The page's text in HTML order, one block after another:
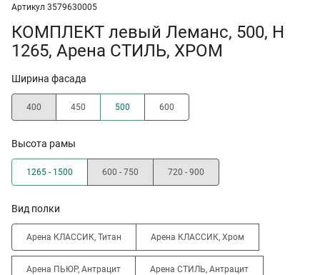
Артикул 3579630005
КОМПЛЕКТ левый Леманс, 500, H
1265, Арена СТИЛЬ, ХРОМ
Ширина фасада
400 450 500 600
Высота рамы
1265 - 1500 600 - 750 720 - 900
Вид полки
Арена КЛАССИК, Титан Арена КЛАССИК, Хром
Арена ПЬЮР, Антрацит Арена СТИЛЬ, Антрацит